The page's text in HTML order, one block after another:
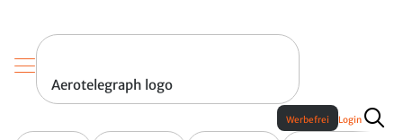
Aerotelegraph logo
Werbefrei Login